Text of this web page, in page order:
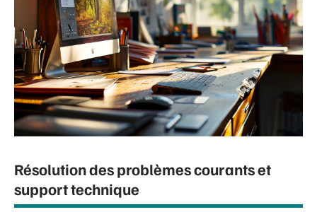
Résolution des problèmes courants et
support technique